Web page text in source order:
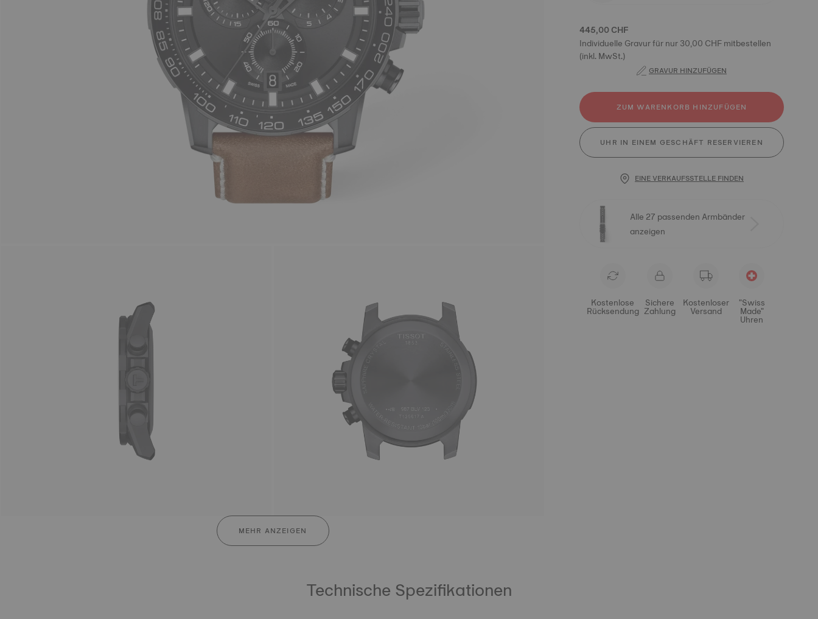
MEHR ANZEIGEN
445,00 CHF
Individuelle Gravur für nur 30,00 CHF mitbestellen
(inkl. MwSt.)
GRAVUR HINZUFÜGEN
ZUM WARENKORB HINZUFÜGEN
UHR IN EINEM GESCHÄFT RESERVIEREN
EINE VERKAUFSSTELLE FINDEN
Alle 27 passenden Armbänder
anzeigen
Kostenlose
Rücksendung
Sichere
Zahlung
Kostenloser
Versand
"Swiss
Made"
Uhren
Technische Spezifikationen